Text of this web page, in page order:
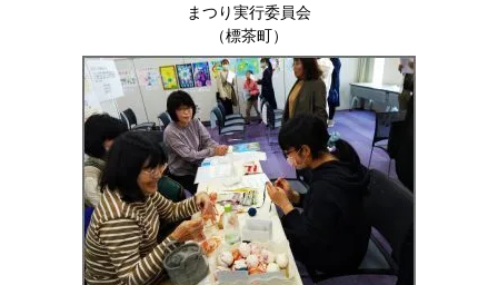
まつり実行委員会
（標茶町）